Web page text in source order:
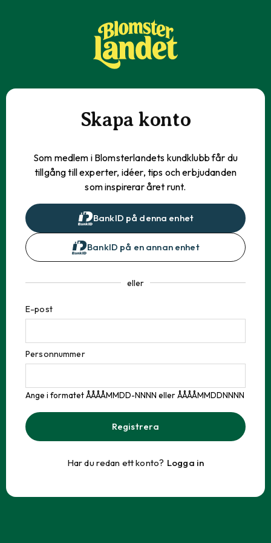
Skapa konto
Som medlem i Blomsterlandets kundklubb får du
tillgång till experter, idéer, tips och erbjudanden
som inspirerar året runt.
BankID på denna enhet
BankID på en annan enhet
eller
E-post
Personnummer
Ange i formatet ÅÅÅÅMMDD-NNNN eller ÅÅÅÅMMDDNNNN
Registrera
Har du redan ett konto? Logga in